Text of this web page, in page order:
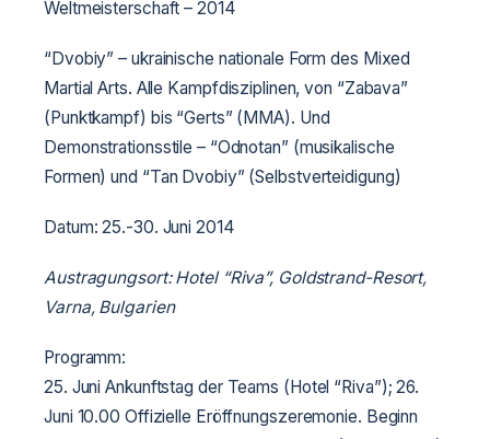
Weltmeisterschaft – 2014
“Dvobiy” – ukrainische nationale Form des Mixed
Martial Arts. Alle Kampfdisziplinen, von “Zabava”
(Punktkampf) bis “Gerts” (MMA). Und
Demonstrationsstile – “Odnotan” (musikalische
Formen) und “Tan Dvobiy” (Selbstverteidigung)
Datum: 25.-30. Juni 2014
Austragungsort: Hotel “Riva”, Goldstrand-Resort,
Varna, Bulgarien
Programm:
25. Juni Ankunftstag der Teams (Hotel “Riva”); 26.
Juni 10.00 Offizielle Eröffnungszeremonie. Beginn